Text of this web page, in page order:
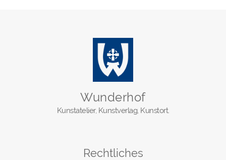
Wunderhof
Kunstatelier, Kunstverlag, Kunstort.
Rechtliches